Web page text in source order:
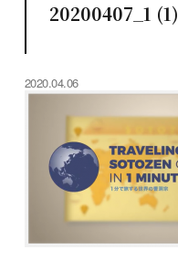
20200407_1 (1)
2020.04.06